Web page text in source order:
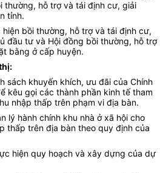
hỗ trợ và tái định cư, giải
tỉnh.
bồi thường, hỗ trợ và tái định cư,
đầu tư và Hội đồng bồi thường, hỗ trợ
bằng ở cấp huyện.
sách khuyến khích, ưu đãi của Chính
kêu gọi các thành phần kinh tế tham
nhập thấp trên phạm vi địa bàn.
lý hành chính khu nhà ở xã hội cho
thấp trên địa bàn theo quy định của
hiện quy hoạch và xây dựng của dự